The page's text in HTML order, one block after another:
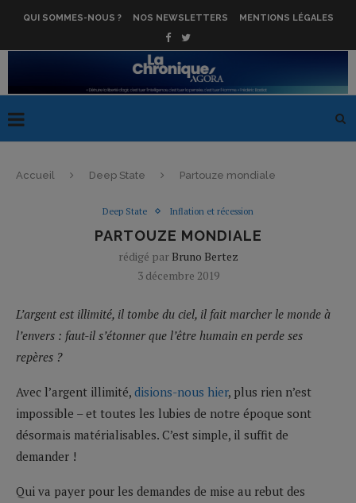
QUI SOMMES-NOUS ? NOS NEWSLETTERS MENTIONS LÉGALES
Accueil Deep State Partouze mondiale
Deep State Inflation et récession
PARTOUZE MONDIALE
rédigé par Bruno Bertez
3 décembre 2019
L’argent est illimité, il tombe du ciel, il fait marcher le monde à
l’envers : faut-il s’étonner que l’être humain en perde ses
repères ?
Avec l’argent illimité, disions-nous hier, plus rien n’est
impossible – et toutes les lubies de notre époque sont
désormais matérialisables. C’est simple, il suffit de
demander !
Qui va payer pour les demandes de mise au rebut des